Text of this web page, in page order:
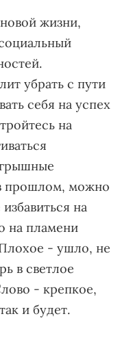
жизни,
убрать с пути
себя на успех
на
прошлом, можно
на
на пламени
- ушло, не
в светлое
- крепкое,
и будет.